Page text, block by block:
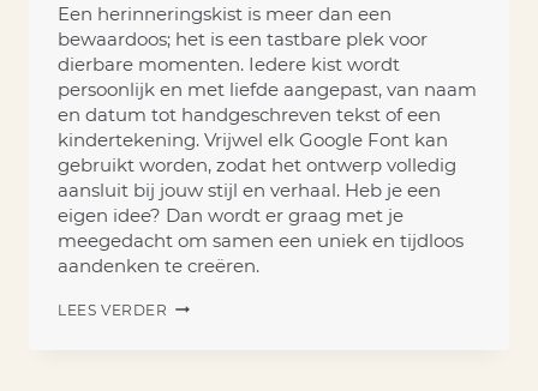
Een herinneringskist is meer dan een
bewaardoos; het is een tastbare plek voor
dierbare momenten. Iedere kist wordt
persoonlijk en met liefde aangepast, van naam
en datum tot handgeschreven tekst of een
kindertekening. Vrijwel elk Google Font kan
gebruikt worden, zodat het ontwerp volledig
aansluit bij jouw stijl en verhaal. Heb je een
eigen idee? Dan wordt er graag met je
meegedacht om samen een uniek en tijdloos
aandenken te creëren.
LEES VERDER HERINNERINGSKISTEN